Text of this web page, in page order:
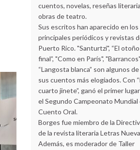
cuentos, novelas, reseñas
obras de teatro.
Sus escritos han aparecido en los
principales periódicos y revistas
Puerto Rico. "Santurtzi", “El otoño
final”, "Como en París",
“Langosta blanca” son algunos de
sus cuentos más elogiados. Con
cuarto jinete”, ganó el primer
el Segundo Campeonato Mundial
Cuento Oral.
Borges fue miembro de la
de la revista literaria Letras
Además, es moderador de Taller